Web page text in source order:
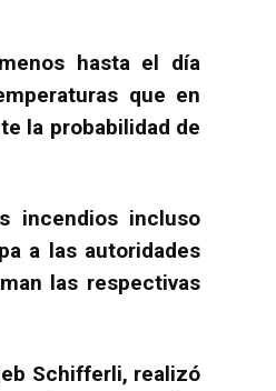
hasta el día
que en
la probabilidad de
incendios incluso
a las autoridades
las respectivas
Schifferli, realizó